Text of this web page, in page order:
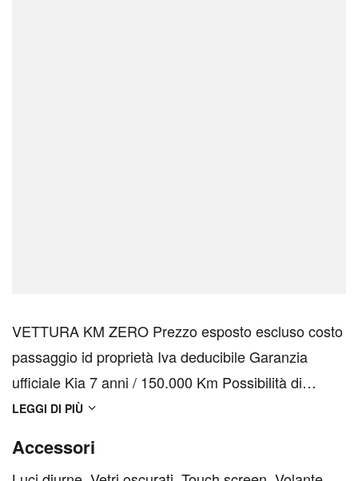
VETTURA KM ZERO Prezzo esposto escluso costo
passaggio id proprietà Iva deducibile Garanzia
ufficiale Kia 7 anni / 150.000 Km Possibilità di
finanziamento personalizzato Valutazione permute
imprecisioni Da CARMIX avrai sempre: - possibilità
LEGGI DI PIÙ
Accessori